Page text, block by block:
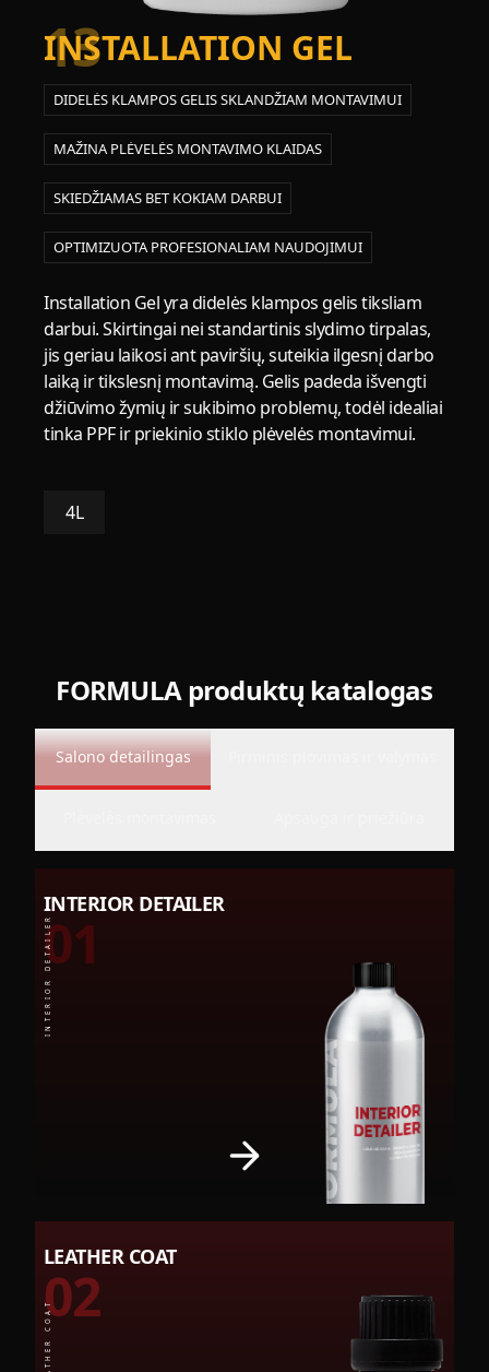
13
INSTALLATION GEL
DIDELĖS KLAMPOS GELIS SKLANDŽIAM MONTAVIMUI
MAŽINA PLĖVELĖS MONTAVIMO KLAIDAS
SKIEDŽIAMAS BET KOKIAM DARBUI
OPTIMIZUOTA PROFESIONALIAM NAUDOJIMUI
Installation Gel yra didelės klampos gelis tiksliam
darbui. Skirtingai nei standartinis slydimo tirpalas,
jis geriau laikosi ant paviršių, suteikia ilgesnį darbo
laiką ir tikslesnį montavimą. Gelis padeda išvengti
džiūvimo žymių ir sukibimo problemų, todėl idealiai
tinka PPF ir priekinio stiklo plėvelės montavimui.
4L
FORMULA produktų katalogas
Salono detailingas
INTERIOR DETAILER
01
INTERIOR DETAILER
LEATHER COAT
02
LEATHER COAT